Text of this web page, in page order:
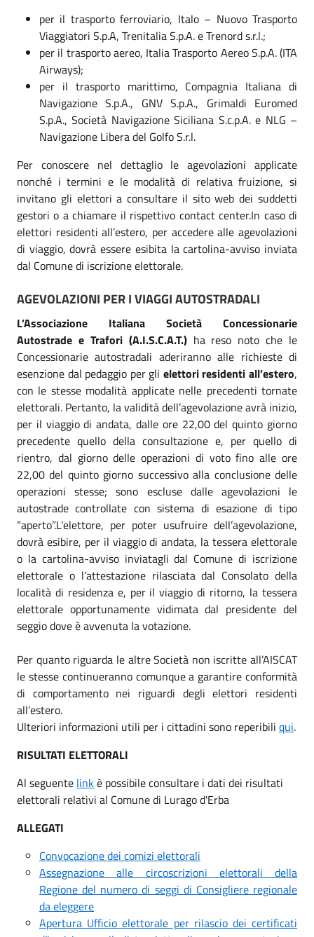
per il trasporto ferroviario, Italo – Nuovo Trasporto
Viaggiatori S.p.A, Trenitalia S.p.A. e Trenord s.r.l.;
per il trasporto aereo, Italia Trasporto Aereo S.p.A. (ITA
Airways);
per il trasporto marittimo, Compagnia Italiana di
Navigazione S.p.A., GNV S.p.A., Grimaldi Euromed
S.p.A., Società Navigazione Siciliana S.c.p.A. e NLG –
Navigazione Libera del Golfo S.r.l.
Per conoscere nel dettaglio le agevolazioni applicate
nonché i termini e le modalità di relativa fruizione, si
invitano gli elettori a consultare il sito web dei suddetti
gestori o a chiamare il rispettivo contact center.In caso di
elettori residenti all’estero, per accedere alle agevolazioni
di viaggio, dovrà essere esibita la cartolina-avviso inviata
dal Comune di iscrizione elettorale.
AGEVOLAZIONI PER I VIAGGI AUTOSTRADALI
L’Associazione Italiana Società Concessionarie
Autostrade e Trafori (A.I.S.C.A.T.)ha reso noto che le
Concessionarie autostradali aderiranno alle richieste di
esenzione dal pedaggio per gli elettori residenti all’estero,
con le stesse modalità applicate nelle precedenti tornate
elettorali. Pertanto, la validità dell’agevolazione avrà inizio,
per il viaggio di andata, dalle ore 22,00 del quinto giorno
precedente quello della consultazione e, per quello di
rientro, dal giorno delle operazioni di voto fino alle ore
22,00 del quinto giorno successivo alla conclusione delle
operazioni stesse; sono escluse dalle agevolazioni le
autostrade controllate con sistema di esazione di tipo
“aperto”.L’elettore, per poter usufruire dell’agevolazione,
dovrà esibire, per il viaggio di andata, la tessera elettorale
o la cartolina-avviso inviatagli dal Comune di iscrizione
elettorale o l’attestazione rilasciata dal Consolato della
località di residenza e, per il viaggio di ritorno, la tessera
elettorale opportunamente vidimata dal presidente del
seggio dove è avvenuta la votazione.
Per quanto riguarda le altre Società non iscritte all’AISCAT
le stesse continueranno comunque a garantire conformità
di comportamento nei riguardi degli elettori residenti
all’estero.
Ulteriori informazioni utili per i cittadini sono reperibili qui.
RISULTATI ELETTORALI
Al seguente linkè possibile consultare i dati dei risultati
elettorali relativi al Comune di Lurago d'Erba
ALLEGATI
Convocazione dei comizi elettorali
Assegnazione alle circoscrizioni elettorali della
Regione del numero di seggi di Consigliere regionale
da eleggere
Apertura Ufficio elettorale per rilascio dei certificati